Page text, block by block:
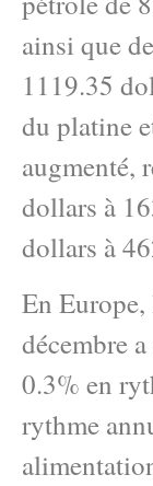
ainsi que
1119.35
du platine
augmenté,
dollars à
dollars à
En
décembre
0.3% en ryt
rythme